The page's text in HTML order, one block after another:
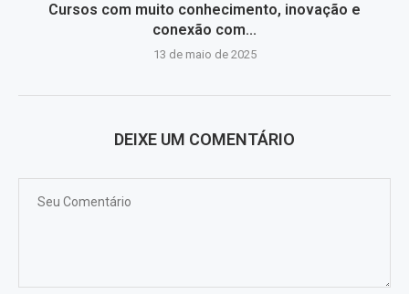
Cursos com muito conhecimento, inovação e
conexão com...
13 de maio de 2025
DEIXE UM COMENTÁRIO